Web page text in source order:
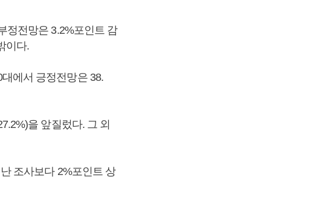
정전망은 3.2%포인트 감
이다.
에서 긍정전망은 38.
을 앞질렀다. 그 외
조사보다 2%포인트 상